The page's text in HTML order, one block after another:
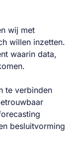
wij met
willen inzetten.
waarin data,
te verbinden
besluitvorming